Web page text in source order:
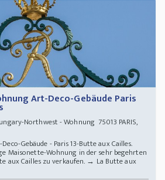
Art-Deco-Gebäude Paris
Northwest - Wohnung 75013 PARIS,
Gebäude - Paris 13-Butte aux Cailles.
Maisonette-Wohnung in der sehr begehrten
aux Cailles zu verkaufen. → La Butte aux